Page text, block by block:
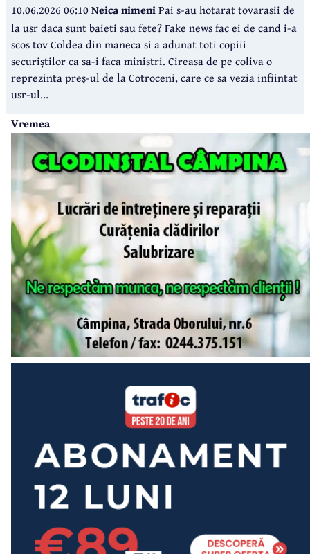
10.06.2026 06:10Neica nimeniPai s-au hotarat tovarasii de
la usr daca sunt baieti sau fete? Fake news fac ei de cand i-a
scos tov Coldea din maneca si a adunat toti copiii
securiștilor ca sa-i faca ministri. Cireasa de pe coliva o
reprezinta preș-ul de la Cotroceni, care ce sa vezia infiintat
usr-ul...
Vremea